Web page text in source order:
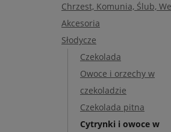
Chrzest, Komunia, Ślub,
Akcesoria
Słodycze
Czekolada
Owoce i orzechy w
czekoladzie
Czekolada pitna
Cytrynki i owoce w